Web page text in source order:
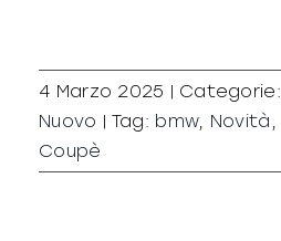
4 Marzo 2025 | Categorie:
Nuovo | Tag: bmw, Novità ,
Coupè